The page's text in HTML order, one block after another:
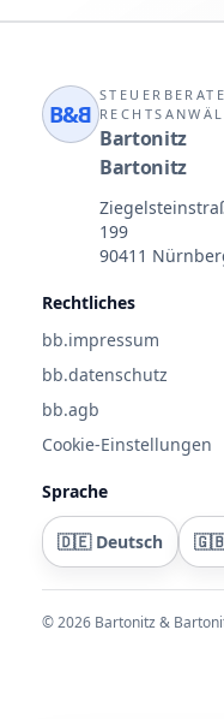
B&B
Bartonitz
Bartonitz
199
90411
Rechtliches
bb.impressum
bb.datenschutz
bb.agb
Cookie-Einstellungen
Sprache
🇩🇪 Deutsch 🇬🇧
©2026 Bartonitz &